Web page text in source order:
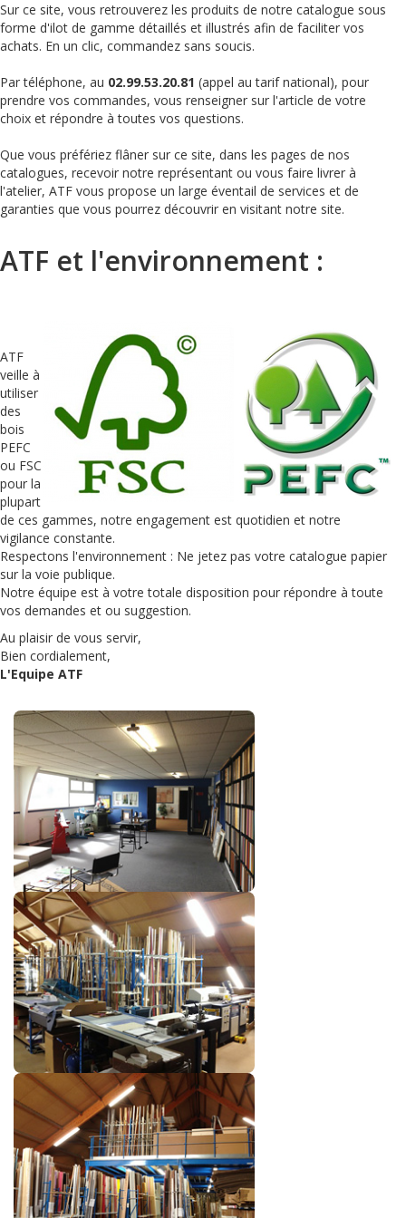
Sur ce site, vous retrouverez les produits de notre catalogue sous
forme d'ilot de gamme détaillés et illustrés afin de faciliter vos
achats. En un clic, commandez sans soucis.
Par téléphone, au 02.99.53.20.81 (appel au tarif national), pour
prendre vos commandes, vous renseigner sur l'article de votre
choix et répondre à toutes vos questions.
Que vous préfériez flâner sur ce site, dans les pages de nos
catalogues, recevoir notre représentant ou vous faire livrer à
l'atelier, ATF vous propose un large éventail de services et de
garanties que vous pourrez découvrir en visitant notre site.
ATF et l'environnement :
ATF
veille à
utiliser
des
bois
PEFC
ou FSC
pour la
plupart
de ces gammes, notre engagement est quotidien et notre
vigilance constante.
Respectons l'environnement : Ne jetez pas votre catalogue papier
sur la voie publique.
Notre équipe est à votre totale disposition pour répondre à toute
vos demandes et ou suggestion.
Au plaisir de vous servir,
Bien cordialement,
L'Equipe ATF